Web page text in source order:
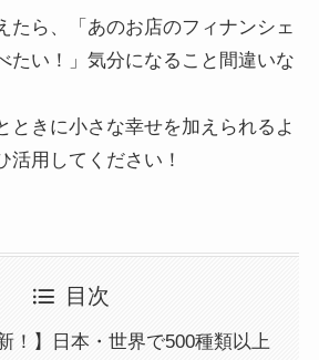
たら、「あのお店のフィナンシェ
たい！」気分になること間違いな
ときに小さな幸せを加えられるよ
活用してください！
目次
！】日本・世界で500種類以上